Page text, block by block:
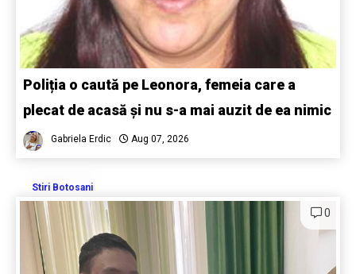
Poliția o caută pe Leonora, femeia care a
plecat de acasă și nu s-a mai auzit de ea nimic
Gabriela Erdic Aug 07, 2026
Stiri Botosani
0